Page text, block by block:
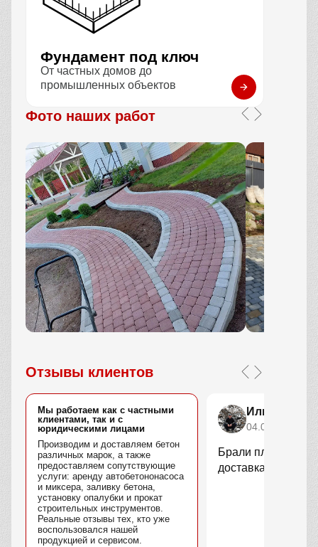
Фундамент под ключ
От частных домов до
промышленных объектов
Фото наших работ
Отзывы клиентов
Мы работаем как с частными
клиентами, так и с
юридическими лицами
Производим и доставляем бетон
различных марок, а также
предоставляем сопутствующие
услуги: аренду автобетононасоса
и миксера, заливку бетона,
установку опалубки и прокат
строительных инструментов.
Реальные отзывы тех, кто уже
воспользовался нашей
продукцией и сервисом.
Илья
04.04.2026
Брали плитку для
доставка быстрая.